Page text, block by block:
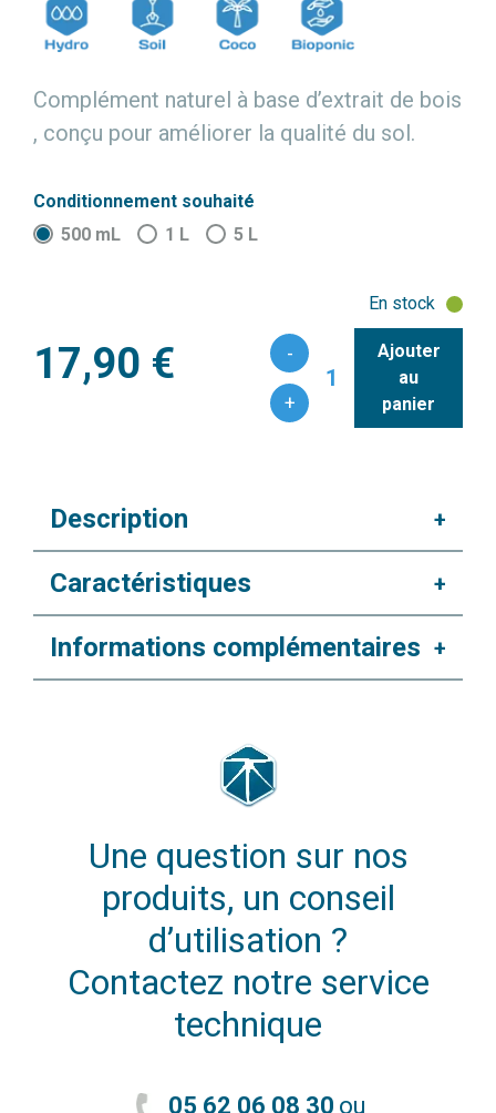
Complément naturel à base d’extrait de bois
, conçu pour améliorer la qualité du sol.
Conditionnement souhaité
500 mL
1 L 5 L
17,90 €
En stock
Ajouter
au
panier
-
+
1
Description +
Caractéristiques +
Informations complémentaires +
Une question sur nos
produits, un conseil
d’utilisation ?
Contactez notre service
technique
05 62 06 08 30 ou